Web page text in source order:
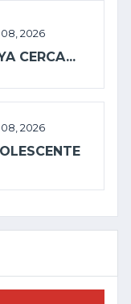
2026
CERCA...
2026